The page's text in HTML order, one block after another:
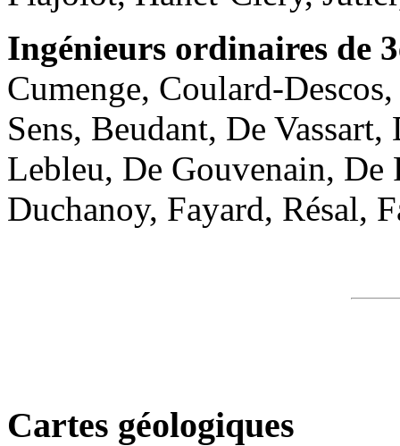
Ingénieurs ordinaires de
Cumenge, Coulard-
Sens, Beudant, De
Lebleu, De Gouvenain, De
Duchanoy, Fayard, Résal,
Cartes géologiques